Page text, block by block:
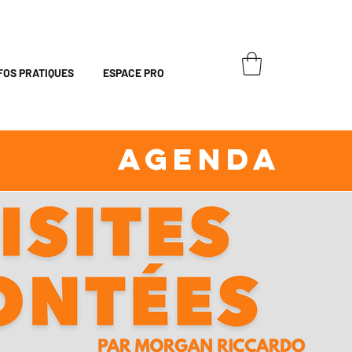
PRATIQUES ESPACE PRO
AGENDA